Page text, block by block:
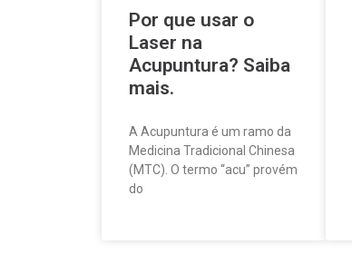
Por que usar o
Laser na
Acupuntura? Saiba
mais.
A Acupuntura é um ramo da
Medicina Tradicional Chinesa
(MTC). O termo “acu” provém
do